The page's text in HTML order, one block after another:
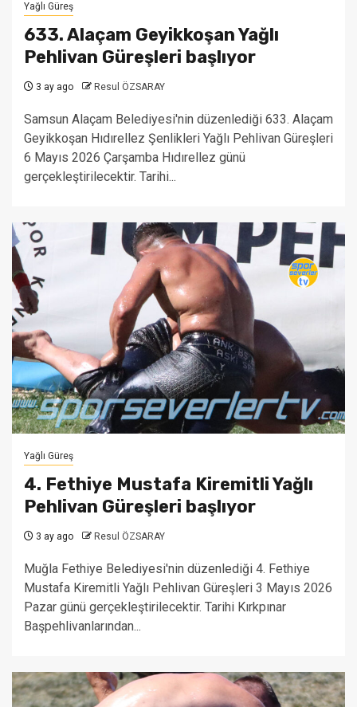
Yağlı Güreş
633. Alaçam Geyikkoşan Yağlı
Pehlivan Güreşleri başlıyor
3 ay ago Resul ÖZSARAY
Samsun Alaçam Belediyesi'nin düzenlediği 633. Alaçam
Geyikkoşan Hıdırellez Şenlikleri Yağlı Pehlivan Güreşleri
6 Mayıs 2026 Çarşamba Hıdırellez günü
gerçekleştirilecektir. Tarihi...
Yağlı Güreş
4. Fethiye Mustafa Kiremitli Yağlı
Pehlivan Güreşleri başlıyor
3 ay ago Resul ÖZSARAY
Muğla Fethiye Belediyesi'nin düzenlediği 4. Fethiye
Mustafa Kiremitli Yağlı Pehlivan Güreşleri 3 Mayıs 2026
Pazar günü gerçekleştirilecektir. Tarihi Kırkpınar
Başpehlivanlarından...